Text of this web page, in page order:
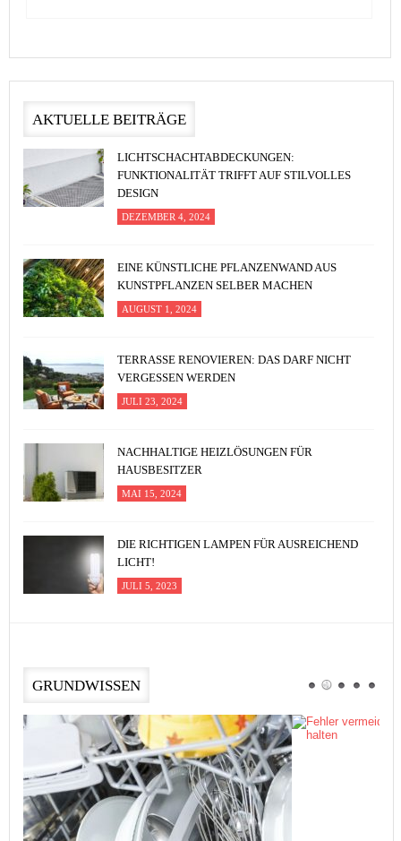
AKTUELLE BEITRÄGE
LICHTSCHACHTABDECKUNGEN:
FUNKTIONALITÄT TRIFFT AUF STILVOLLES
DESIGN
DEZEMBER 4, 2024
EINE KÜNSTLICHE PFLANZENWAND AUS
KUNSTPFLANZEN SELBER MACHEN
AUGUST 1, 2024
TERRASSE RENOVIEREN: DAS DARF NICHT
VERGESSEN WERDEN
JULI 23, 2024
NACHHALTIGE HEIZLÖSUNGEN FÜR
HAUSBESITZER
MAI 15, 2024
DIE RICHTIGEN LAMPEN FÜR AUSREICHEND
LICHT!
JULI 5, 2023
GRUNDWISSEN